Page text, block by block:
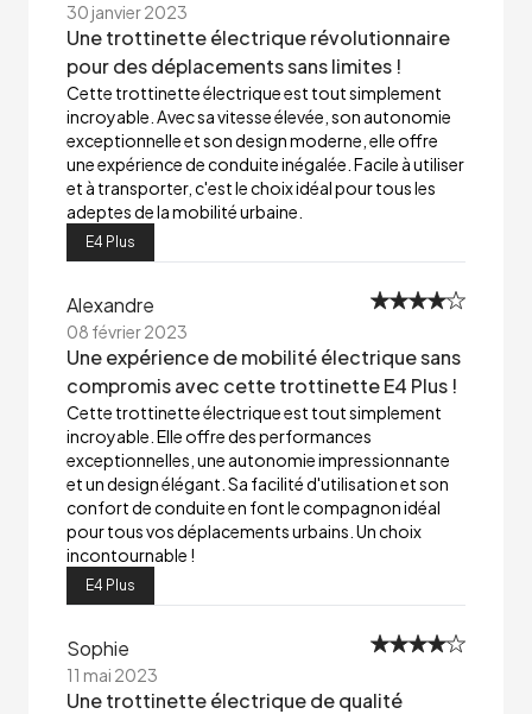
30 janvier 2023
Une trottinette électrique révolutionnaire
pour des déplacements sans limites !
Cette trottinette électrique est tout simplement
incroyable. Avec sa vitesse élevée, son autonomie
exceptionnelle et son design moderne, elle offre
une expérience de conduite inégalée. Facile à utiliser
et à transporter, c'est le choix idéal pour tous les
adeptes de la mobilité urbaine.
E4 Plus
Alexandre
08 février 2023
Une expérience de mobilité électrique sans
compromis avec cette trottinette E4 Plus !
Cette trottinette électrique est tout simplement
incroyable. Elle offre des performances
exceptionnelles, une autonomie impressionnante
et un design élégant. Sa facilité d'utilisation et son
confort de conduite en font le compagnon idéal
pour tous vos déplacements urbains. Un choix
incontournable !
E4 Plus
Sophie
11 mai 2023
Une trottinette électrique de qualité